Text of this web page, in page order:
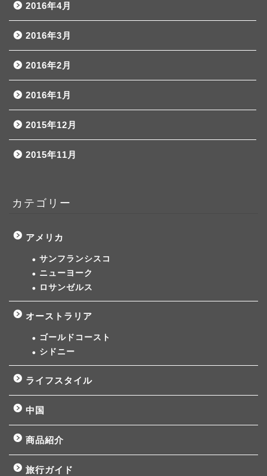
2016年4月
2016年3月
2016年2月
2016年1月
2015年12月
2015年11月
カテゴリー
アメリカ
サンフランシスコ
ニューヨーク
ロサンゼルス
オーストラリア
ゴールドコースト
シドニー
ライフスタイル
中国
商品紹介
旅行ガイド